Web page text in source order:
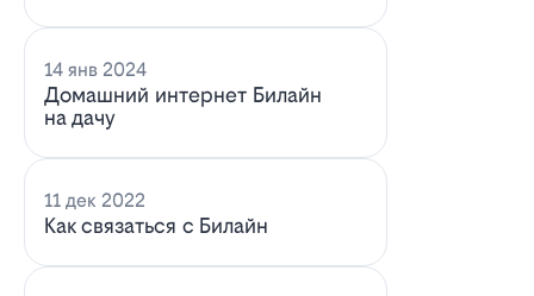
14 янв 2024
Домашний интернет Билайн
на дачу
11 дек 2022
Как связаться с Билайн